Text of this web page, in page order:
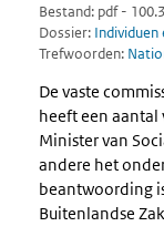
Bestand: pdf -
Dossier: Individuen
Trefwoorden:
De vaste
heeft een aantal
Minister van
andere het
beantwoording
Buitenlandse